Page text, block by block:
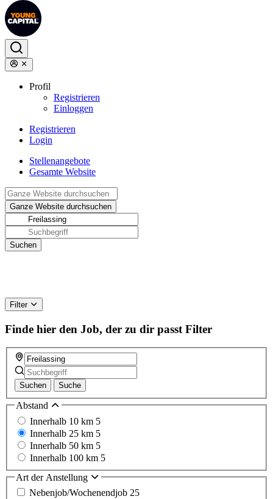
Profil
Registrieren
Einloggen
Registrieren
Login
Stellenangebote
Gesamte Website
Filter
Finde hier den Job, der zu dir passt Filter
Suchen Suche
Abstand
Innerhalb 10 km 5
Innerhalb 25 km 5
Innerhalb 50 km 5
Innerhalb 100 km 5
Art der Anstellung
Nebenjob/Wochenendjob 25